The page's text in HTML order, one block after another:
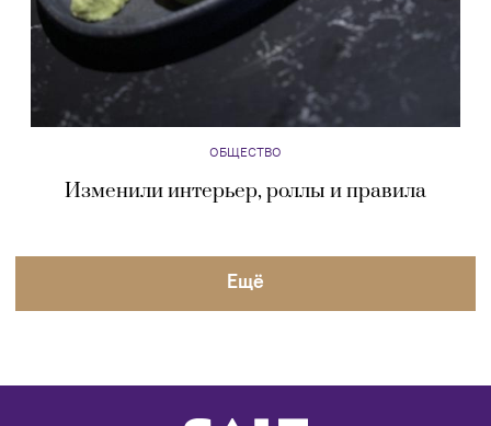
ОБЩЕСТВО
Изменили интерьер, роллы и правила
Eщё